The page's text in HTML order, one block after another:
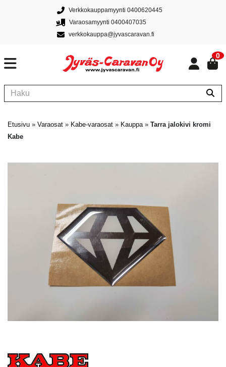
Verkkokauppamyynti 0400620445
Varaosamyynti 0400407035
verkkokauppa@jyvascaravan.fi
0
Etusivu » Varaosat » Kabe-varaosat » Kauppa» Tarra jalokivi kromi
Kabe